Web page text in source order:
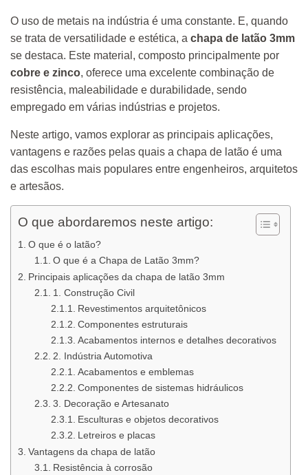
O uso de metais na indústria é uma constante. E, quando
se trata de versatilidade e estética, a chapa de latão 3mm
se destaca. Este material, composto principalmente por
cobre e zinco, oferece uma excelente combinação de
resistência, maleabilidade e durabilidade, sendo
empregado em várias indústrias e projetos.
Neste artigo, vamos explorar as principais aplicações,
vantagens e razões pelas quais a chapa de latão é uma
das escolhas mais populares entre engenheiros, arquitetos
e artesãos.
O que abordaremos neste artigo:
O que é o latão?
O que é a Chapa de Latão 3mm?
Principais aplicações da chapa de latão 3mm
1. Construção Civil
Revestimentos arquitetônicos
Componentes estruturais
Acabamentos internos e detalhes decorativos
2. Indústria Automotiva
Acabamentos e emblemas
Componentes de sistemas hidráulicos
3. Decoração e Artesanato
Esculturas e objetos decorativos
Letreiros e placas
Vantagens da chapa de latão
Resistência à corrosão